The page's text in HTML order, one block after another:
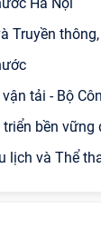
Truyền
tải - Bộ
bền vững
lịch và Thể